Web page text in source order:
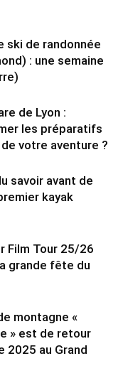
ski de randonnée
: une semaine
de Lyon :
les préparatifs
votre aventure ?
savoir avant de
kayak
Film Tour 25/26
grande fête du
montagne «
» est de retour
2025 au Grand